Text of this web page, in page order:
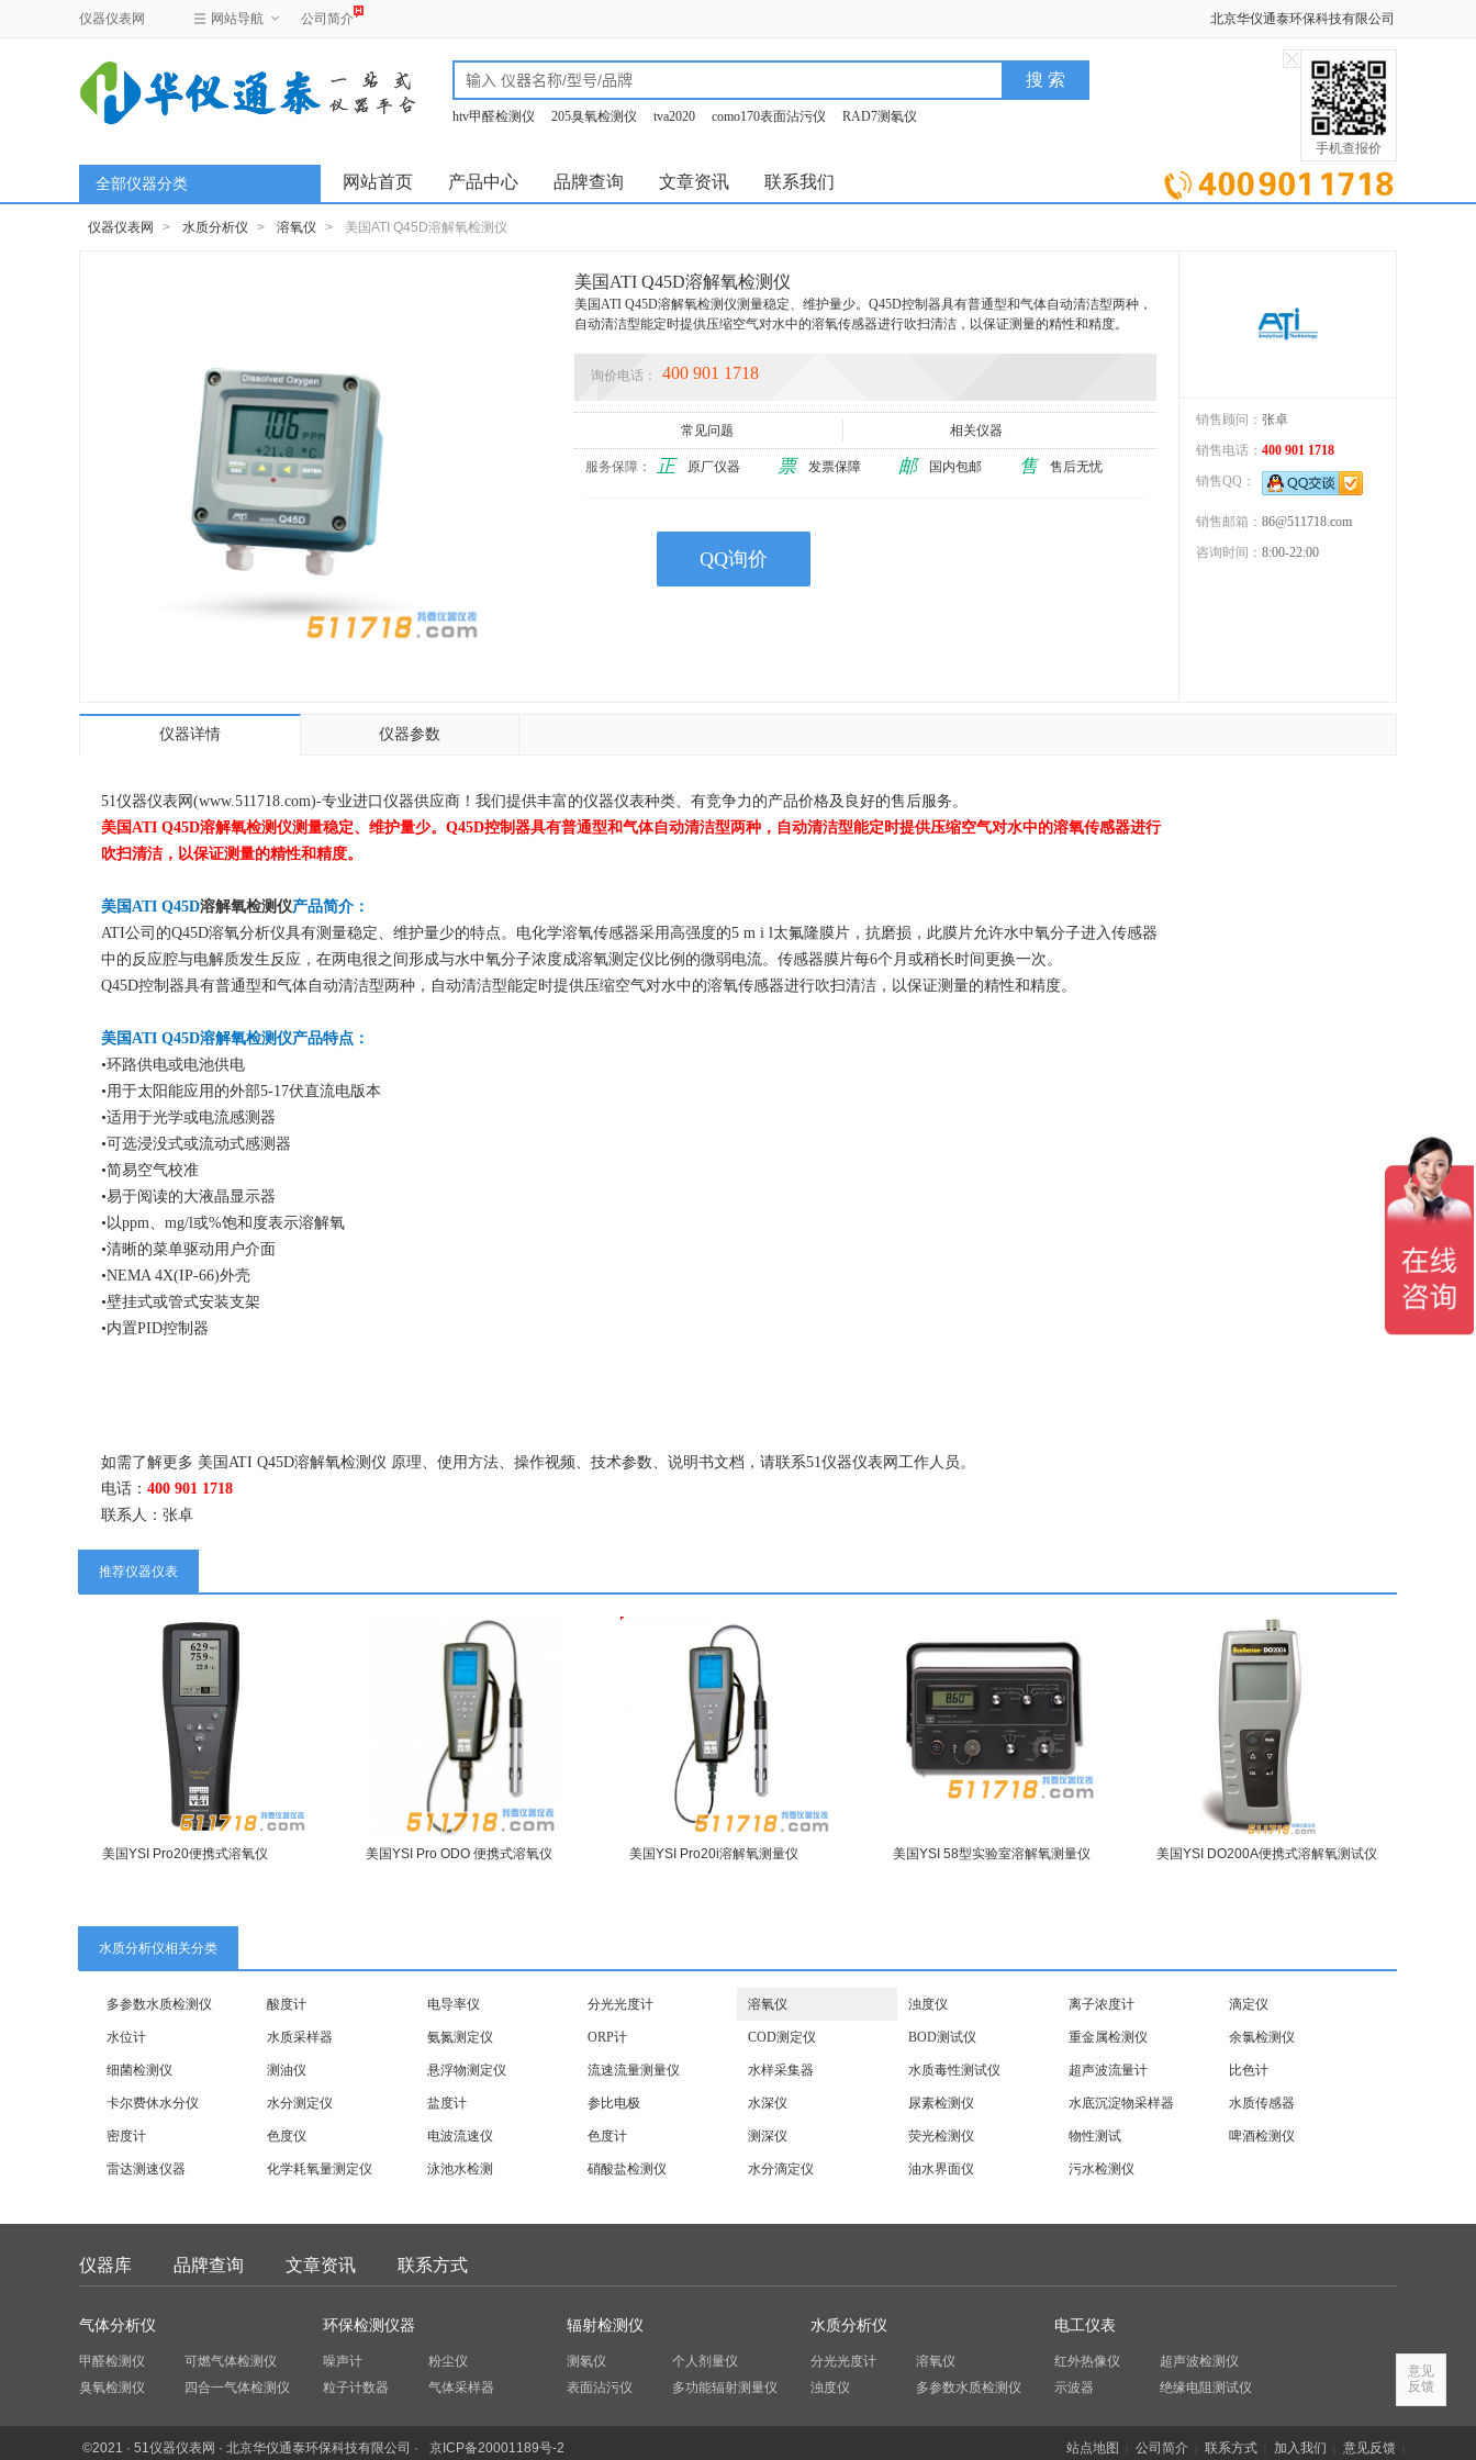
北京华仪通泰环保科技有限公司
仪器仪表网 网站导航 公司简介
htv甲醛检测仪 205臭氧检测仪 tva2020 como170表面沾污仪
RAD7测氡仪
手机查报价
网站首页 产品中心 品牌查询 文章资讯 联系我们
全部仪器分类
仪器仪表网 > 水质分析仪 > 溶氧仪 > 美国ATI Q45D溶解氧检测仪
美国ATI Q45D溶解氧检测仪
美国ATI Q45D溶解氧检测仪测量稳定、维护量少。Q45D控制器具有普通型和气体自动清洁型两种，
自动清洁型能定时提供压缩空气对水中的溶氧传感器进行吹扫清洁，以保证测量的精性和精度。
询价电话： 400 901 1718
常见问题 相关仪器
服务保障： 正 原厂仪器 票 发票保障 邮 国内包邮 售 售后无忧
QQ询价
销售顾问： 张卓
销售电话： 400 901 1718
销售QQ：
销售邮箱： 86@511718.com
咨询时间： 8:00-22:00
仪器详情 仪器参数
51仪器仪表网(www.511718.com)-专业进口仪器供应商！我们提供丰富的仪器仪表种类、有竞争力的产品价格及良好的售后服务。
美国ATI Q45D溶解氧检测仪测量稳定、维护量少。Q45D控制器具有普通型和气体自动清洁型两种，自动清洁型能定时提供压缩空气对水中的溶氧传感器进行
吹扫清洁，以保证测量的精性和精度。
美国ATI Q45D溶解氧检测仪产品简介：
ATI公司的Q45D溶氧分析仪具有测量稳定、维护量少的特点。电化学溶氧传感器采用高强度的5 m i l太氟隆膜片，抗磨损，此膜片允许水中氧分子进入传感器
中的反应腔与电解质发生反应，在两电很之间形成与水中氧分子浓度成溶氧测定仪比例的微弱电流。传感器膜片每6个月或稍长时间更换一次。
Q45D控制器具有普通型和气体自动清洁型两种，自动清洁型能定时提供压缩空气对水中的溶氧传感器进行吹扫清洁，以保证测量的精性和精度。
美国ATI Q45D溶解氧检测仪产品特点：
•环路供电或电池供电
•用于太阳能应用的外部5-17伏直流电版本
•适用于光学或电流感测器
•可选浸没式或流动式感测器
•简易空气校准
•易于阅读的大液晶显示器
•以ppm、mg/l或%饱和度表示溶解氧
•清晰的菜单驱动用户介面
•NEMA 4X(IP-66)外壳
•壁挂式或管式安装支架
•内置PID控制器
如需了解更多 美国ATI Q45D溶解氧检测仪 原理、使用方法、操作视频、技术参数、说明书文档，请联系51仪器仪表网工作人员。
电话： 400 901 1718
联系人：张卓
推荐仪器仪表
美国YSI Pro20便携式溶氧仪 美国YSI Pro ODO 便携式溶氧仪 美国YSI Pro20i溶解氧测量仪 美国YSI 58型实验室溶解氧测量仪 美国YSI DO200A便携式溶解氧测试仪
水质分析仪相关分类
多参数水质检测仪 酸度计 电导率仪 分光光度计 溶氧仪 浊度仪 离子浓度计 滴定仪
水位计 水质采样器 氨氮测定仪 ORP计 COD测定仪 BOD测试仪 重金属检测仪 余氯检测仪
细菌检测仪 测油仪 悬浮物测定仪 流速流量测量仪 水样采集器 水质毒性测试仪 超声波流量计 比色计
卡尔费休水分仪 水分测定仪 盐度计 参比电极 水深仪 尿素检测仪 水底沉淀物采样器 水质传感器
密度计 色度仪 电波流速仪 色度计 测深仪 荧光检测仪 物性测试 啤酒检测仪
雷达测速仪器 化学耗氧量测定仪 泳池水检测 硝酸盐检测仪 水分滴定仪 油水界面仪 污水检测仪
仪器库 品牌查询 文章资讯 联系方式
气体分析仪
甲醛检测仪
可燃气体检测仪
臭氧检测仪
四合一气体检测仪
环保检测仪器
噪声计
粉尘仪
粒子计数器
气体采样器
辐射检测仪
测氡仪
个人剂量仪
表面沾污仪
多功能辐射测量仪
水质分析仪
分光光度计
溶氧仪
浊度仪
多参数水质检测仪
电工仪表
红外热像仪
超声波检测仪
示波器
绝缘电阻测试仪
站点地图 公司简介 联系方式 加入我们 意见反馈
©2021 · 51仪器仪表网 · 北京华仪通泰环保科技有限公司 · 京ICP备20001189号-2
意见
反馈